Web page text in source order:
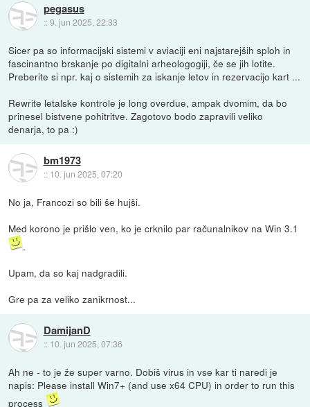
pegasus
::9. jun 2025, 22:33
Sicer pa so informacijski sistemi v aviaciji eni najstarejših sploh in
fascinantno brskanje po digitalni arheologogiji, če se jih lotite.
Preberite si npr. kaj o sistemih za iskanje letov in rezervacijo kart ...
Rewrite letalske kontrole je long overdue, ampak dvomim, da bo
prinesel bistvene pohitritve. Zagotovo bodo zapravili veliko
denarja, to pa :)
bm1973
:: 10. jun 2025, 07:20
No ja, Francozi so bili še hujši.
Med korono je prišlo ven, ko je crknilo par računalnikov na Win 3.1
.
Upam, da so kaj nadgradili.
Gre pa za veliko zanikrnost...
DamijanD
:: 10. jun 2025, 07:36
Ah ne - to je že super varno. Dobiš virus in vse kar ti naredi je
napis: Please install Win7+ (and use x64 CPU) in order to run this
process